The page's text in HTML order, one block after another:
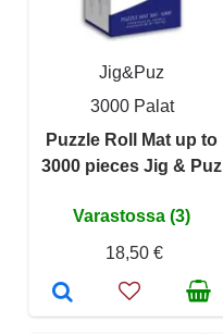
Jig&Puz
3000 Palat
Puzzle Roll Mat up to
3000 pieces Jig & Puz
Varastossa (3)
18,50 €